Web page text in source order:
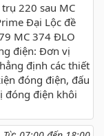
220 sau MC
Đại Lộc đề
MC 374 ĐLO
điện: Đơn vị
định các thiết
đóng điện, đấu
đóng điện khôi